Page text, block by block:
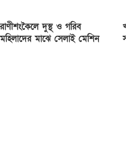
রাণীশংকৈলে দুস্থ ও গরিব
মহিলাদের মাঝে সেলাই মেশিন